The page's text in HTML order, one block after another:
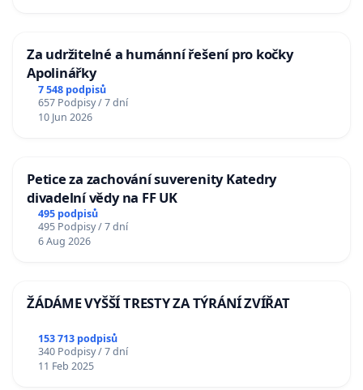
Za udržitelné a humánní řešení pro kočky
Apolinářky
7 548 podpisů
657 Podpisy / 7 dní
10 Jun 2026
Petice za zachování suverenity Katedry
divadelní vědy na FF UK
495 podpisů
495 Podpisy / 7 dní
6 Aug 2026
ŽÁDÁME VYŠŠÍ TRESTY ZA TÝRÁNÍ ZVÍŘAT
153 713 podpisů
340 Podpisy / 7 dní
11 Feb 2025